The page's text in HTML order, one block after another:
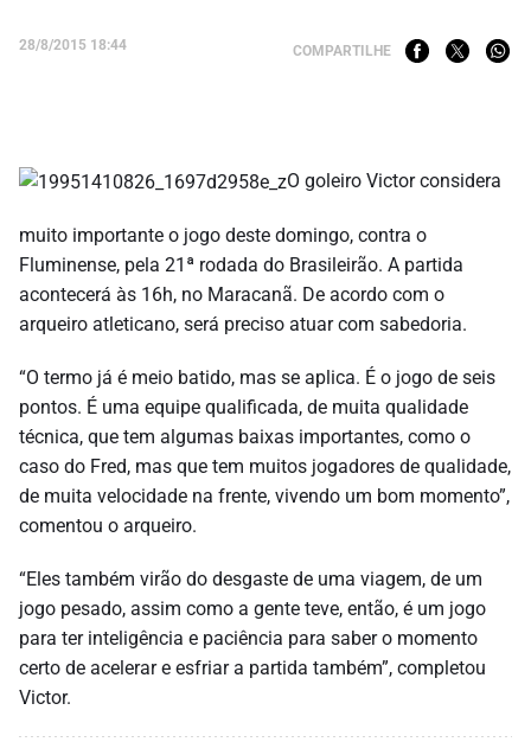
28/8/2015 18:44 COMPARTILHE
O goleiro Victor considera
muito importante o jogo deste domingo, contra o
Fluminense, pela 21ª rodada do Brasileirão. A partida
acontecerá às 16h, no Maracanã. De acordo com o
arqueiro atleticano, será preciso atuar com sabedoria.
“O termo já é meio batido, mas se aplica. É o jogo de seis
pontos. É uma equipe qualificada, de muita qualidade
técnica, que tem algumas baixas importantes, como o
caso do Fred, mas que tem muitos jogadores de qualidade,
de muita velocidade na frente, vivendo um bom momento”,
comentou o arqueiro.
“Eles também virão do desgaste de uma viagem, de um
jogo pesado, assim como a gente teve, então, é um jogo
para ter inteligência e paciência para saber o momento
certo de acelerar e esfriar a partida também”, completou
Victor.